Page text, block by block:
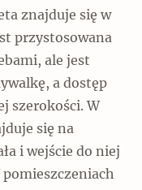
znajduje się w
przystosowana
ale jest
a dostęp
szerokości. W
się na
i wejście do niej